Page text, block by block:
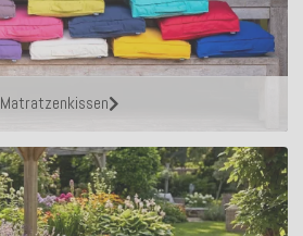
Matratzenkissen